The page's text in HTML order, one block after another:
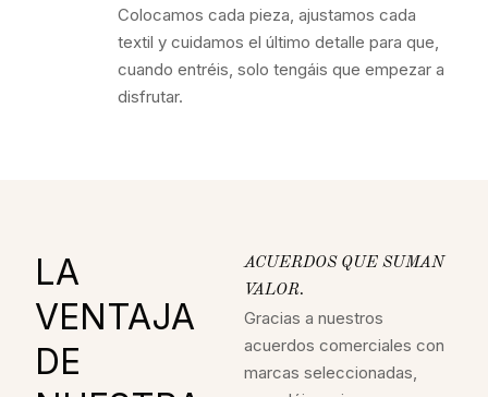
Colocamos cada pieza, ajustamos cada
textil y cuidamos el último detalle para que,
cuando entréis, solo tengáis que empezar a
disfrutar.
LA
VENTAJA
DE
ACUERDOS QUE SUMAN
VALOR.
Gracias a nuestros
acuerdos comerciales con
marcas seleccionadas,